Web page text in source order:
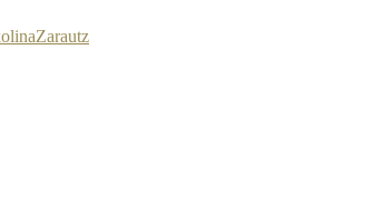
Zarautz